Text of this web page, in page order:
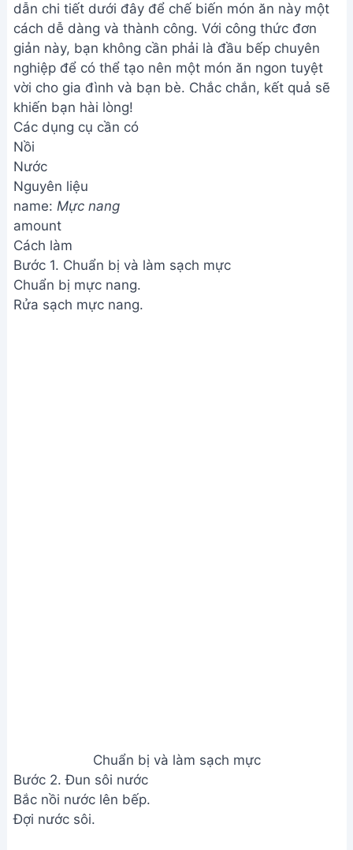
dẫn chi tiết dưới đây để chế biến món ăn này một
cách dễ dàng và thành công. Với công thức đơn
giản này, bạn không cần phải là đầu bếp chuyên
nghiệp để có thể tạo nên một món ăn ngon tuyệt
vời cho gia đình và bạn bè. Chắc chắn, kết quả sẽ
khiến bạn hài lòng!
Các dụng cụ cần có
Nồi
Nước
Nguyên liệu
name: Mực nang
amount
Cách làm
Bước 1. Chuẩn bị và làm sạch mực
Chuẩn bị mực nang.
Rửa sạch mực nang.
Chuẩn bị và làm sạch mực
Bước 2. Đun sôi nước
Bắc nồi nước lên bếp.
Đợi nước sôi.